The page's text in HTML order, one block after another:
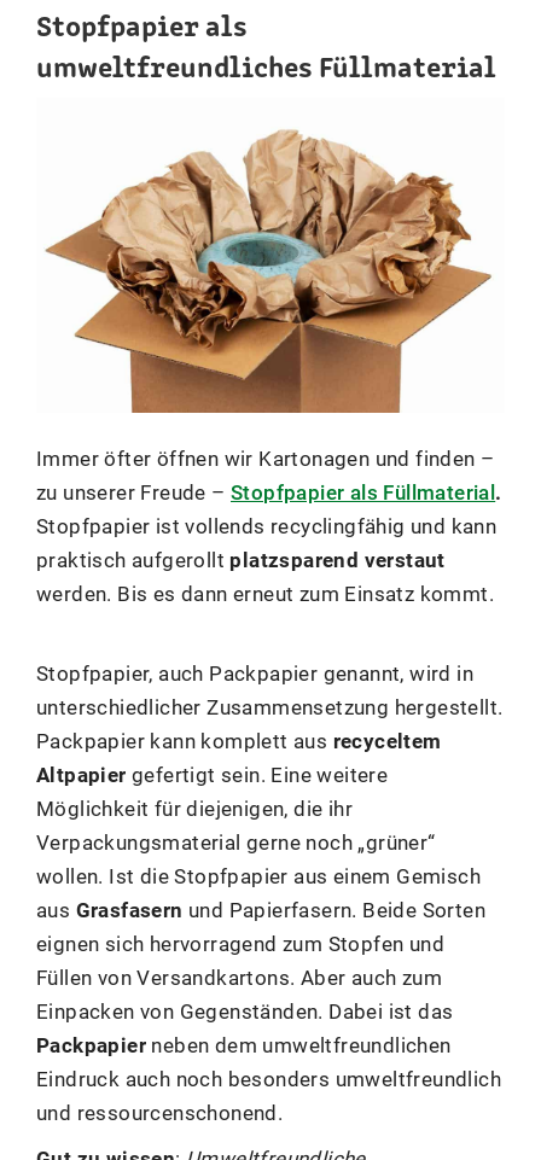
Stopfpapier als
umweltfreundliches Füllmaterial
Immer öfter öffnen wir Kartonagen und finden –
zu unserer Freude – Stopfpapier als Füllmaterial.
Stopfpapier ist vollends recyclingfähig und kann
praktisch aufgerollt platzsparend verstaut
werden. Bis es dann erneut zum Einsatz kommt.
Stopfpapier, auch Packpapier genannt, wird in
unterschiedlicher Zusammensetzung hergestellt.
Packpapier kann komplett aus recyceltem
Altpapier gefertigt sein. Eine weitere
Möglichkeit für diejenigen, die ihr
Verpackungsmaterial gerne noch „grüner“
wollen. Ist die Stopfpapier aus einem Gemisch
aus Grasfasern und Papierfasern. Beide Sorten
eignen sich hervorragend zum Stopfen und
Füllen von Versandkartons. Aber auch zum
Einpacken von Gegenständen. Dabei ist das
Packpapier neben dem umweltfreundlichen
Eindruck auch noch besonders umweltfreundlich
und ressourcenschonend.